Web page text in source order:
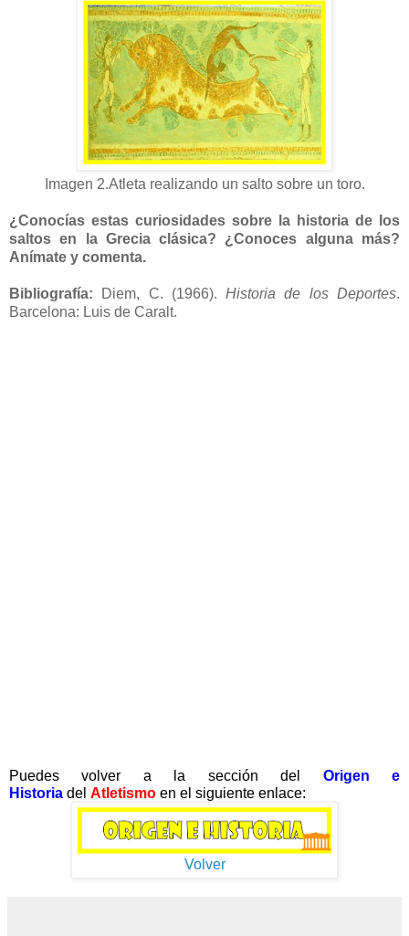
Imagen 2.Atleta realizando un salto sobre un toro.
¿Conocías estas curiosidades sobre la historia de los
saltos en la Grecia clásica? ¿Conoces alguna más?
Anímate y comenta.
Bibliografía: Diem, C. (1966).Historia de los Deportes.
Barcelona: Luis de Caralt.
Puedes volver a la sección del Origen e
Historia del Atletismo en el siguiente enlace:
Volver